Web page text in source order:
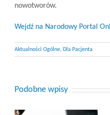
nowotworów.
Wejdź na Narodowy Portal
Aktualności Ogólne, Dla Pacjenta
Podobne wpisy